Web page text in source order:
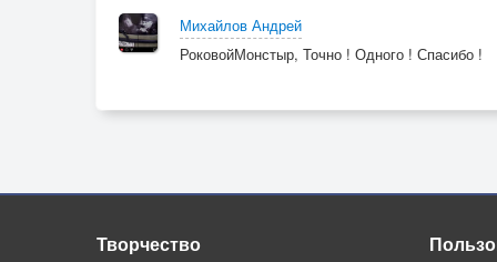
Всё как обычно… С экрана всё те же
В ночь перебрался предпраздничный вечер,
Михайлов Андрей
РоковойМонстыр, Точно ! Одного ! Спасибо !
Творчество